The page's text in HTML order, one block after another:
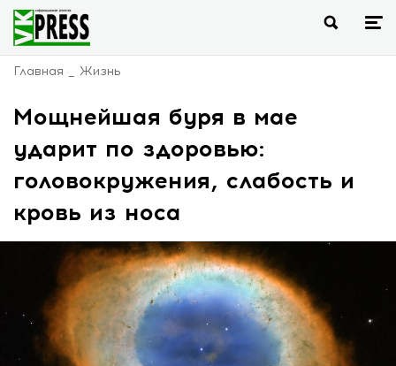
Главная Жизнь
Мощнейшая буря в мае
ударит по здоровью:
головокружения, слабость и
кровь из носа